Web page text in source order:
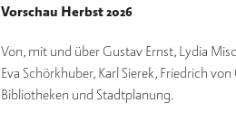
Vorschau Herbst 2026
Von, mit und über Gustav Ernst, Lydia
Eva Schörkhuber, Karl Sierek, Friedrich
Bibliotheken und Stadtplanung.